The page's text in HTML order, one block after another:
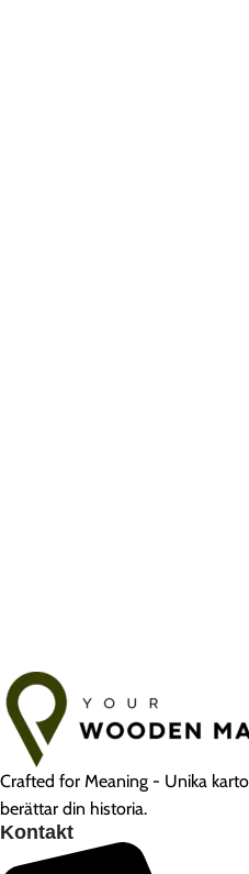
Crafted for Meaning - Unika
berättar din historia.
Kontakt